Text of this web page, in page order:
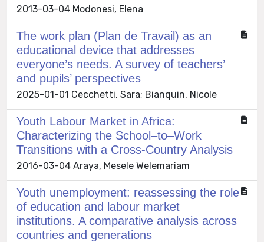
2013-03-04 Modonesi, Elena
The work plan (Plan de Travail) as an
educational device that addresses
everyone’s needs. A survey of teachers’
and pupils’ perspectives
2025-01-01 Cecchetti, Sara; Bianquin, Nicole
Youth Labour Market in Africa:
Characterizing the School–to–Work
Transitions with a Cross-Country Analysis
2016-03-04 Araya, Mesele Welemariam
Youth unemployment: reassessing the role
of education and labour market
institutions. A comparative analysis across
countries and generations